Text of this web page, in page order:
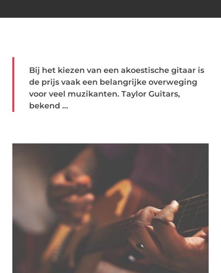
Bij het kiezen van een akoestische gitaar is
de prijs vaak een belangrijke overweging
voor veel muzikanten. Taylor Guitars,
bekend ...